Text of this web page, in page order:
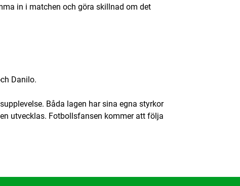
in i matchen och göra skillnad om det
Danilo.
Båda lagen har sina egna styrkor
utvecklas. Fotbollsfansen kommer att följa